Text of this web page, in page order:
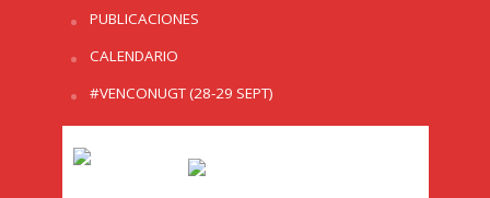
PUBLICACIONES
CALENDARIO
#VENCONUGT (28-29 SEPT)